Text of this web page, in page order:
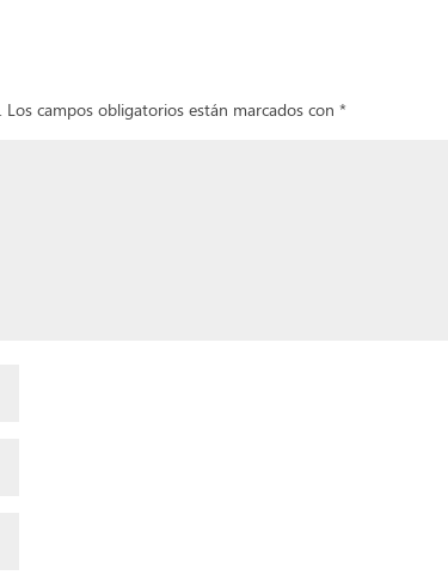
Los campos obligatorios están marcados con*